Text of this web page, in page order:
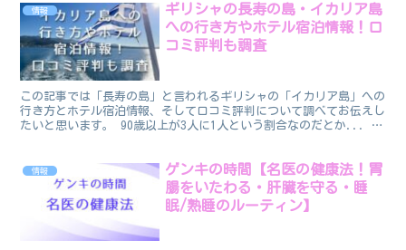
情報
ギリシャの長寿の島・イカリア島
への行き方やホテル宿泊情報！口
コミ評判も調査
この記事では「長寿の島」と言われるギリシャの「イカリア島」への
行き方とホテル宿泊情報、そして口コミ評判について調べてお伝えし
たいと思います。 90歳以上が3人に1人という割合なのだとか... ち
情報
ゲンキの時間【名医の健康法！胃
腸をいたわる・肝臓を守る・睡
眠/熟睡のルーティン】